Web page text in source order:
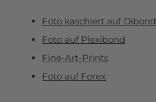
Foto kaschiert auf Dibond
Foto auf Plexibond
Fine-Art-Prints
Foto auf Forex